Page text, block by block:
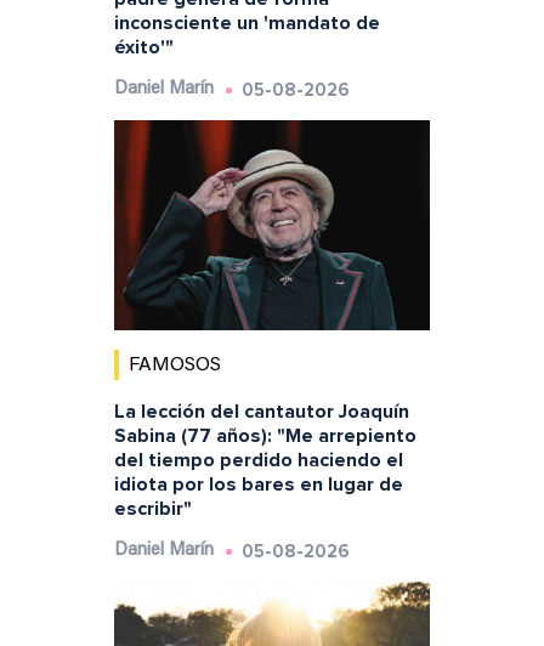
inconsciente un 'mandato de
éxito'"
Daniel Marín 05-08-2026
FAMOSOS
La lección del cantautor Joaquín
Sabina (77 años): "Me arrepiento
del tiempo perdido haciendo el
idiota por los bares en lugar de
escribir"
Daniel Marín 05-08-2026